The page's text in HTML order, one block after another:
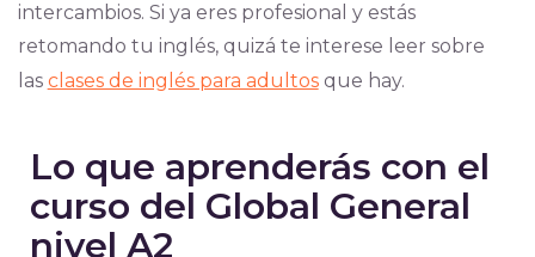
intercambios. Si ya eres profesional y estás
retomando tu inglés, quizá te interese leer sobre
las clases de inglés para adultosque hay.
Lo que aprenderás con el
curso del Global General
nivel A2